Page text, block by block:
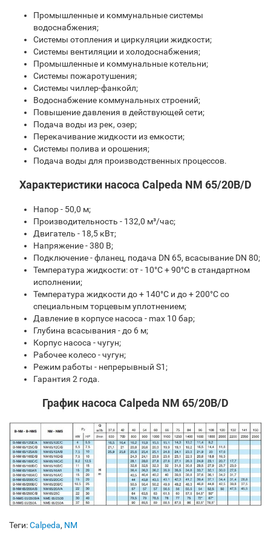
Промышленные и коммунальные системы
водоснабжения;
Системы отопления и циркуляции жидкости;
Системы вентиляции и холодоснабжения;
Промышленные и коммунальные котельни;
Системы пожаротушения;
Системы чиллер-фанкойл;
Водоснабжение коммунальных строений;
Повышение давления в действующей сети;
Подача воды из рек, озер;
Перекачивание жидкости из емкости;
Системы полива и орошения;
Подача воды для производственных процессов.
Характеристики насоса Calpeda NM 65/20B/D
Напор - 50,0 м;
Производительность - 132,0 м³/час;
Двигатель - 18,5 кВт;
Напряжение - 380 В;
Подключение - фланец, подача DN 65, всасывание DN 80;
Температура жидкости: от - 10°C + 90°C в стандартном
исполнении;
Температура жидкости до + 140°C и до + 200°C со
специальным торцевым уплотнением;
Давление в корпусе насоса - max 10 бар;
Глубина всасывания - до 6 м;
Корпус насоса - чугун;
Рабочее колесо - чугун;
Режим работы - непрерывный S1;
Гарантия 2 года.
График насоса Calpeda NM 65/20B/D
Теги:Calpeda, NM